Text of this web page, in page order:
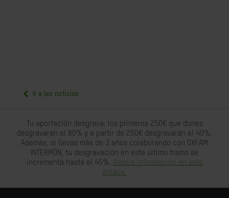
Ir a las noticias
Tu aportación desgrava: los primeros 250€ que dones
desgravarán el 80% y a partir de 250€ desgravarán el 40%.
Además, si llevas más de 3 años colaborando con OXFAM
INTERMÓN, tu desgravación en este último tramo se
incrementa hasta el 45%. Amplia información en este
enlace.